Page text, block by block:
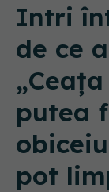
Intri
de ce
putea
pot